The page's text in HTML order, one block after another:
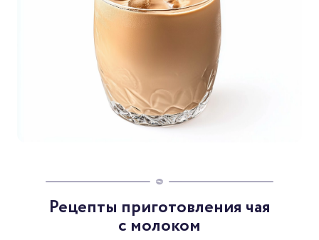
Рецепты приготовления чая
с молоком